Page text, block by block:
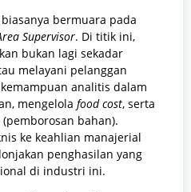
bermuara pada
Supervisor. Di titik ini,
bukan lagi sekadar
melayani pelanggan
analitis dalam
mengelola food cost, serta
(pemborosan bahan).
ke keahlian manajerial
penghasilan yang
di industri ini.